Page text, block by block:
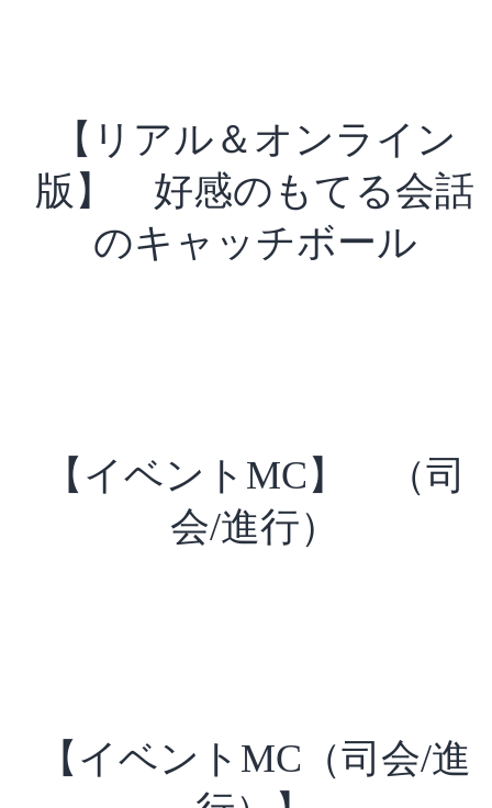
【リアル＆オンライン
版】 好感のもてる会話
のキャッチボール
【イベントMC】 （司
会/進行）
【イベントMC（司会/進